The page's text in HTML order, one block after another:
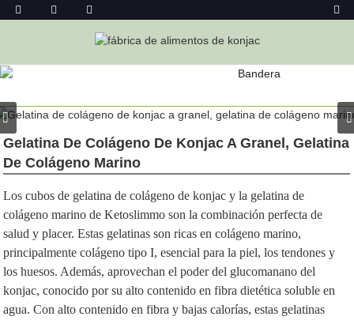
PRODUCTO
Gelatina De Colágeno De Konjac A Granel, Gelatina
De Colágeno Marino
Los cubos de gelatina de colágeno de konjac y la gelatina de
colágeno marino de Ketoslimmo son la combinación perfecta de
salud y placer. Estas gelatinas son ricas en colágeno marino,
principalmente colágeno tipo I, esencial para la piel, los tendones y
los huesos. Además, aprovechan el poder del glucomanano del
konjac, conocido por su alto contenido en fibra dietética soluble en
agua. Con alto contenido en fibra y bajas calorías, estas gelatinas